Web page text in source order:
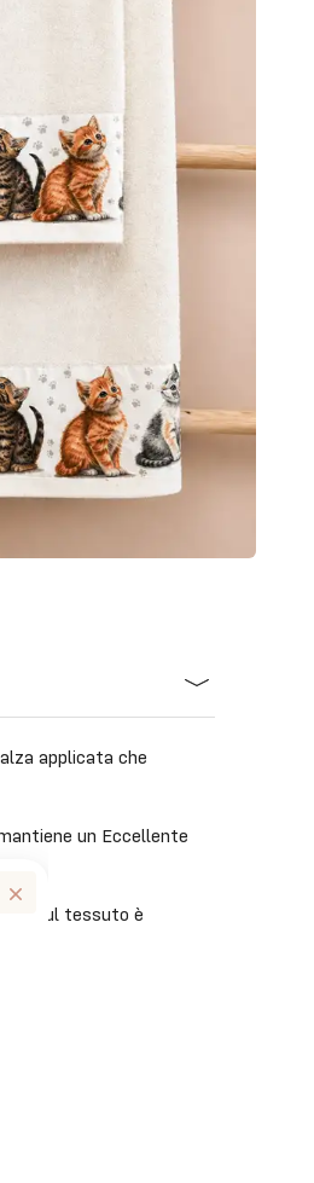
applicata che
un Eccellente
sul tessuto è